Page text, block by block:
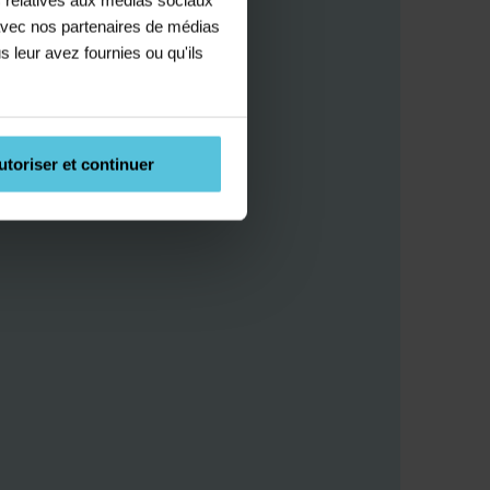
nos partenaires de médias
leur avez fournies ou qu'ils
et continuer